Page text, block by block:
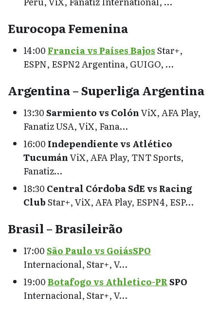
Eurocopa Femenina
14:00 Francia vs Países BajosStar+,
ESPN, ESPN2 Argentina, GUIGO, …
Argentina – Superliga Argentina
13:30Sarmiento vs ColónViX, AFA Play,
Fanatiz USA, ViX, Fana…
16:00 Independiente vs Atlético
TucumánViX, AFA Play, TNT Sports,
Fanatiz…
18:30 Central Córdoba SdE vs Racing
ClubStar+, ViX, AFA Play, ESPN4, ESP…
Brasil – Brasileirão
17:00São Paulo vs GoiásSPO
Internacional, Star+, V…
19:00Botafogo vs Athletico-PRSPO
Internacional, Star+, V…